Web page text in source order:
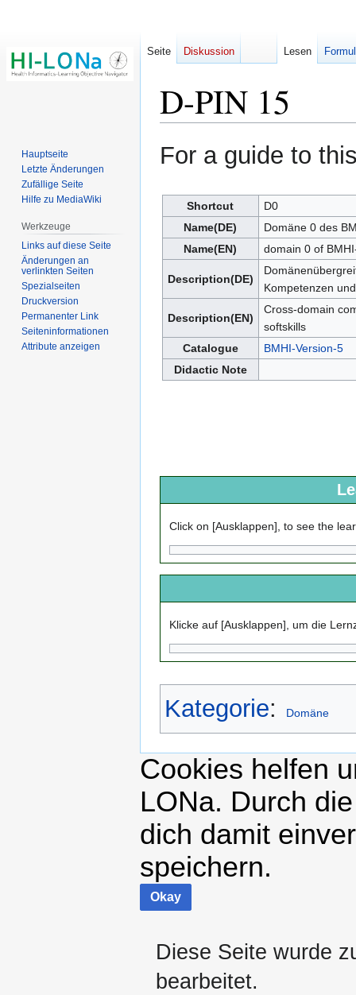
D-PIN 15
Zur
Navigation
Zur
Suche
For a guide to
Shortcut
D0
Name(DE)
Domäne 0 des
Name(EN)
domain 0 of
Description(DE)
Kompetenzen
Description(EN)
Cross-domain
softskills
Catalogue
BMHI-Version-5
Didactic Note
Click on [Ausklappen], to see the
Klicke auf [Ausklappen], um die
Kategorie: Domäne
Cookies helfen
LONa. Durch
dich damit
speichern.
Okay
Seite Diskussion Lesen
Hauptseite
Letzte Änderungen
Zufällige Seite
Hilfe zu MediaWiki
Werkzeuge
Links auf diese Seite
Änderungen an
verlinkten Seiten
Spezialseiten
Druckversion
Permanenter Link
Seiten­­informationen
Attribute anzeigen
Diese Seite wurde
bearbeitet.